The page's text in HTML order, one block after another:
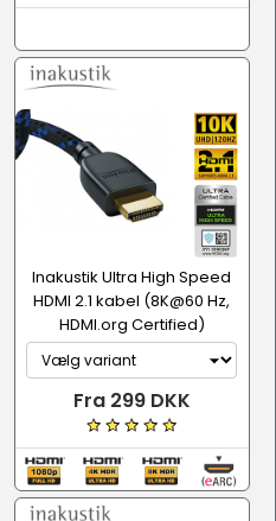
Inakustik Ultra High Speed
HDMI 2.1 kabel (8K@60 Hz,
HDMI.org Certified)
Fra 299 DKK